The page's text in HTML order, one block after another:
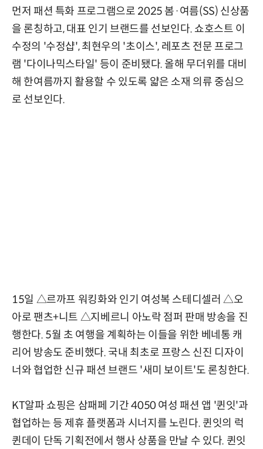
먼저 패션 특화 프로그램으로 2025 봄·여름(SS) 신상품
을 론칭하고, 대표 인기 브랜드를 선보인다. 쇼호스트 이
수정의 '수정샵', 최현우의 '초이스', 레포츠 전문 프로그
램 '다이나믹스타일' 등이 준비됐다. 올해 무더위를 대비
해 한여름까지 활용할 수 있도록 얇은 소재 의류 중심으
로 선보인다.
15일 △르까프 워킹화와 인기 여성복 스테디셀러 △오
아로 팬츠+니트 △지베르니 아노락 점퍼 판매 방송을 진
행한다. 5월 초 여행을 계획하는 이들을 위한 베네통 캐
리어 방송도 준비했다. 국내 최초로 프랑스 신진 디자이
너와 협업한 신규 패션 브랜드 '새미 보이트'도 론칭한다.
KT알파 쇼핑은 삼패페 기간 4050 여성 패션 앱 '퀸잇'과
협업하는 등 제휴 플랫폼과 시너지를 노린다. 퀸잇의 럭
퀸데이 단독 기획전에서 행사 상품을 만날 수 있다. 퀸잇